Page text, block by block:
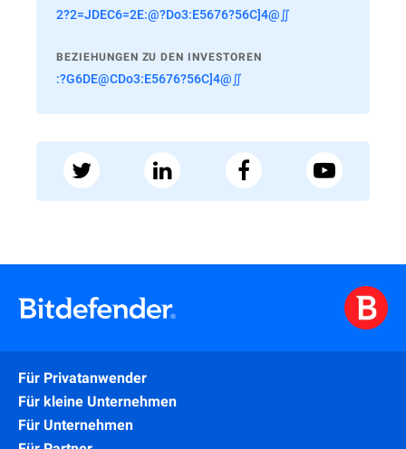
2?2=JDEC6=2E:@?Do3:E5676?56C]4@∬
BEZIEHUNGEN ZU DEN INVESTOREN
:?G6DE@CDo3:E5676?56C]4@∬
Für Privatanwender
Für kleine Unternehmen
Für Unternehmen